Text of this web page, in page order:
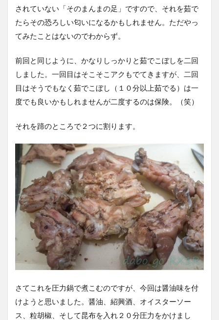
されていない「そのまんまの足」ですので、それを茹で
たらその恐ろしい匂いになるかもしれません。ただやっ
てみたことはないのでわからず。
前回と同じように、かなりしっかりと茹でこぼしを二回
しました。一回目はそこそこアクもでてきますが、二回
目はそうでもなく茹でこぼし（１０分以上茹でる）は一
度でも良いかもしれませんが二度するのは保険。（笑）
それを蹄のところで２つに割ります。
さてこれを圧力鍋で煮こむのですが、今回は醤油味を付
けようと思いました。醤油、紹興酒、オイスターソー
ス、粒胡椒、そして昆布を入れ２０分圧力をかけまし